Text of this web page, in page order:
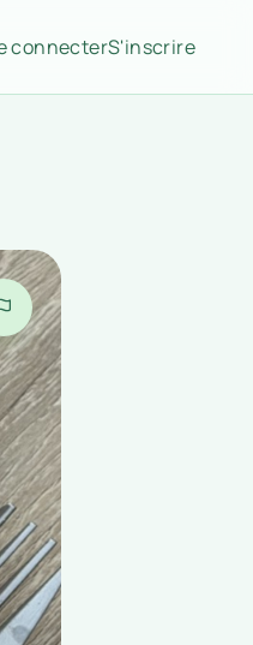
connecterS'inscrire